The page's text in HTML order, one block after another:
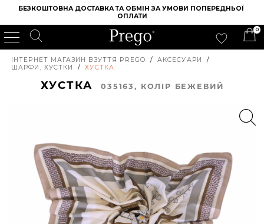
БЕЗКОШТОВНА ДОСТАВКА ТА ОБМІН ЗА УМОВИ ПОПЕРЕДНЬОЇ
ОПЛАТИ
0
ІНТЕРНЕТ МАГАЗИН ВЗУТТЯ PREGO / АКСЕСУАРИ
/
ШАРФИ, ХУСТКИ
/ ХУСТКА
ХУСТКА035163, КОЛIР БЕЖЕВИЙ